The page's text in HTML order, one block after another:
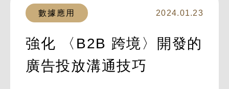
數據應用 2024.01.23
強化 〈B2B 跨境〉開發的
廣告投放溝通技巧